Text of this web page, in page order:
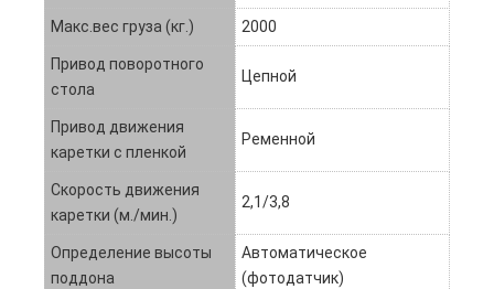
Макс.вес груза (кг.) 2000
Привод поворотного
стола
Цепной
Привод движения
каретки с пленкой
Ременной
Скорость движения
каретки (м./мин.)
2,1/3,8
Определение высоты
поддона
Автоматическое
(фотодатчик)